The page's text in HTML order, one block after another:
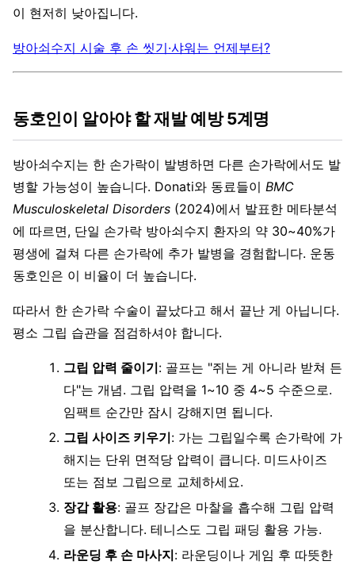
이 현저히 낮아집니다.
방아쇠수지 시술 후 손 씻기·샤워는 언제부터?
동호인이 알아야 할 재발 예방 5계명
방아쇠수지는 한 손가락이 발병하면 다른 손가락에서도 발
병할 가능성이 높습니다. Donati와 동료들이 BMC
Musculoskeletal Disorders (2024)에서 발표한 메타분석
에 따르면, 단일 손가락 방아쇠수지 환자의 약 30~40%가
평생에 걸쳐 다른 손가락에 추가 발병을 경험합니다. 운동
동호인은 이 비율이 더 높습니다.
따라서 한 손가락 수술이 끝났다고 해서 끝난 게 아닙니다.
평소 그립 습관을 점검하셔야 합니다.
그립 압력 줄이기: 골프는 "쥐는 게 아니라 받쳐 든
다"는 개념. 그립 압력을 1~10 중 4~5 수준으로.
임팩트 순간만 잠시 강해지면 됩니다.
그립 사이즈 키우기: 가는 그립일수록 손가락에 가
해지는 단위 면적당 압력이 큽니다. 미드사이즈
또는 점보 그립으로 교체하세요.
장갑 활용: 골프 장갑은 마찰을 흡수해 그립 압력
을 분산합니다. 테니스도 그립 패딩 활용 가능.
라운딩 후 손 마사지: 라운딩이나 게임 후 따뜻한